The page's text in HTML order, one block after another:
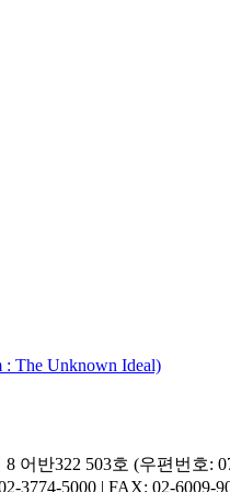
The Unknown Ideal)
어반322 503호 (우편번호:
3774-5000 | FAX: 02-6009-